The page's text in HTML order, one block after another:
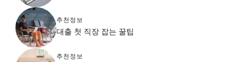
추천정보
대출 첫 직장 잡는 꿀팁
추천정보